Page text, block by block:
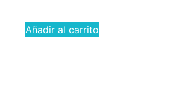
Añadir al carrito